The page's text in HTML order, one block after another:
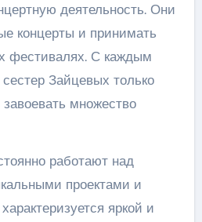
деятельность. Они
концерты и принимать
фестивалях. С каждым
Зайцевых только
множество
работают над
проектами и
яркой и